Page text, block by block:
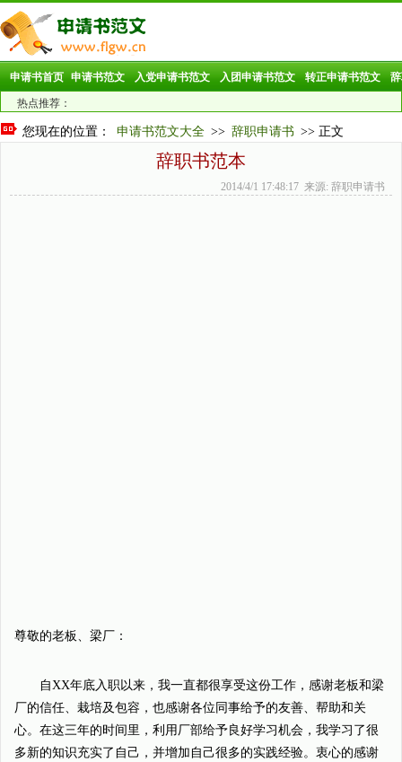
申请书首页 申请书范文 入党申请书范文 入团申请书范文 转正申请书范文
热点推荐：
您现在的位置： 申请书范文大全 >> 辞职申请书 >> 正文
辞职书范本
2014/4/1 17:48:17 来源: 辞职申请书
尊敬的老板、梁厂：
自XX年底入职以来，我一直都很享受这份工作，感谢老板和梁
厂的信任、栽培及包容，也感谢各位同事给予的友善、帮助和关
心。在这三年的时间里，利用厂部给予良好学习机会，我学习了很
多新的知识充实了自己，并增加自己很多的实践经验。衷心的感谢